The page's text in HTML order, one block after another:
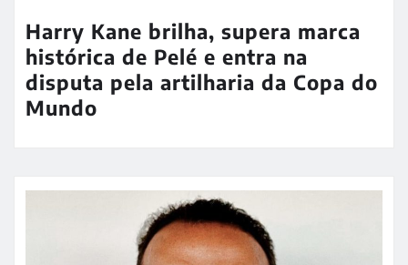
Harry Kane brilha, supera marca
histórica de Pelé e entra na
disputa pela artilharia da Copa do
Mundo